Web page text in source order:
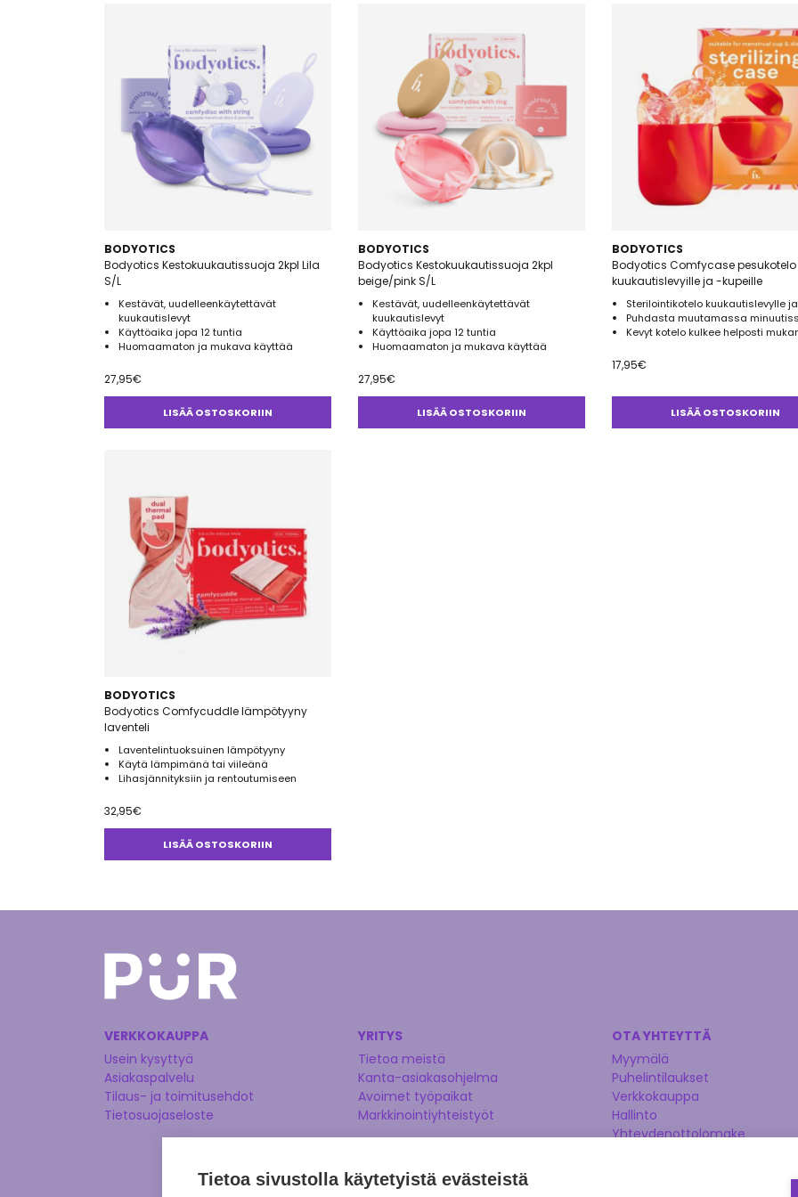
BODYOTICS
Bodyotics Kestokuukautissuoja 2kpl Lila
S/L
Kestävät, uudelleenkäytettävät
kuukautislevyt
Käyttöaika jopa 12 tuntia
Huomaamaton ja mukava käyttää
27,95€
LISÄÄ OSTOSKORIIN
BODYOTICS
Bodyotics Kestokuukautissuoja 2kpl
beige/pink S/L
Kestävät, uudelleenkäytettävät
kuukautislevyt
Käyttöaika jopa 12 tuntia
Huomaamaton ja mukava käyttää
27,95€
LISÄÄ OSTOSKORIIN
BODYOTICS
Bodyotics Comfycase pesukotelo
kuukautislevyille ja -kupeille
Sterilointikotelo kuukautislevylle
Puhdasta muutamassa
Kevyt kotelo kulkee helposti
17,95€
LISÄÄ OSTOSKORIIN
BODYOTICS
Bodyotics Comfycuddle lämpötyyny
laventeli
Laventelintuoksuinen lämpötyyny
Käytä lämpimänä tai viileänä
Lihasjännityksiin ja rentoutumiseen
32,95€
LISÄÄ OSTOSKORIIN
VERKKOKAUPPA
Usein kysyttyä
Asiakaspalvelu
Tilaus- ja toimitusehdot
Tietosuojaseloste
YRITYS
Tietoa meistä
Kanta-asiakasohjelma
Avoimet työpaikat
Markkinointiyhteistyöt
OTA YHTEYTTÄ
Myymälä
Puhelintilaukset
Verkkokauppa
Hallinto
Yhteydenottolomake
Tietoa sivustolla käytetyistä evästeistä